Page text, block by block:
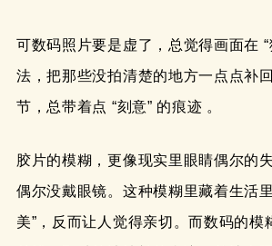
可数码照片要是虚了，总觉得画面在 “
法，把那些没拍清楚的地方一点点补
节，总带着点 “刻意” 的痕迹 。
胶片的模糊，更像现实里眼睛偶尔的
偶尔没戴眼镜。这种模糊里藏着生活
美”，反而让人觉得亲切。而数码的模